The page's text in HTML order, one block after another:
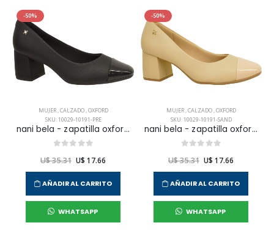
-50%
MUJER,CALZADO,OXFORD
SKU: 10029-10191-PRE
nani bela - zapatilla oxford vestir para mujer
U$ 35.31 U$ 17.66
AÑADIR AL CARRITO
WHATSAPP
-50%
MUJER,CALZADO,OXFORD
SKU: 10029-10191-SAND
nani bela - zapatilla oxford vestir para mujer
U$ 35.31 U$ 17.66
AÑADIR AL CARRITO
WHATSAPP